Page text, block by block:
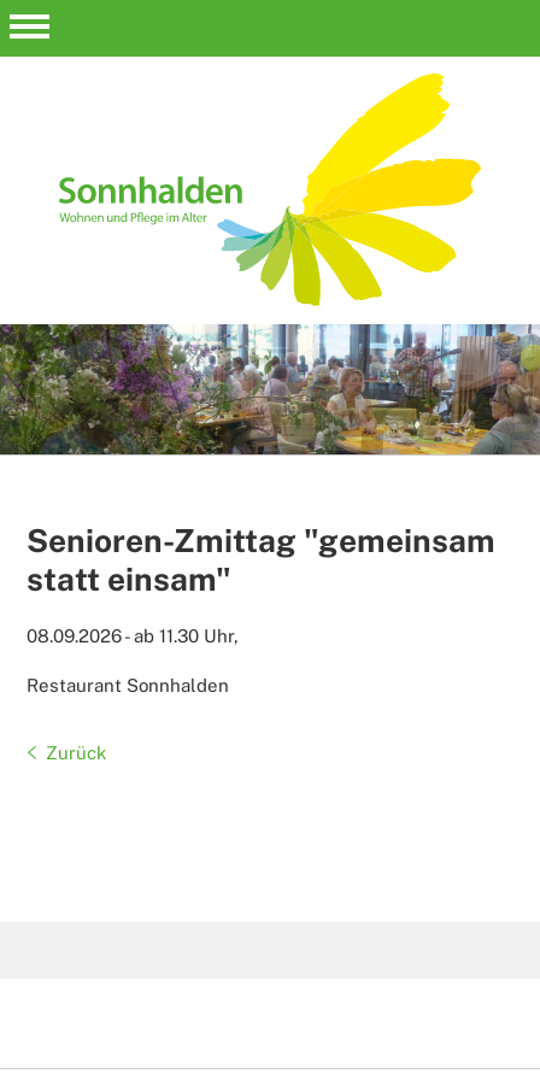
Senioren-Zmittag "gemeinsam
statt einsam"
08.09.2026-ab 11.30 Uhr,
Restaurant Sonnhalden
Zurück